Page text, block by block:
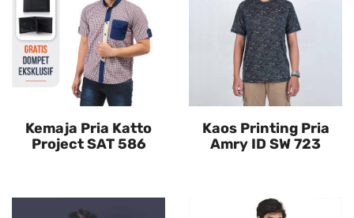
Kemaja Pria Katto
Project SAT 586
Kaos Printing Pria
Amry ID SW 723